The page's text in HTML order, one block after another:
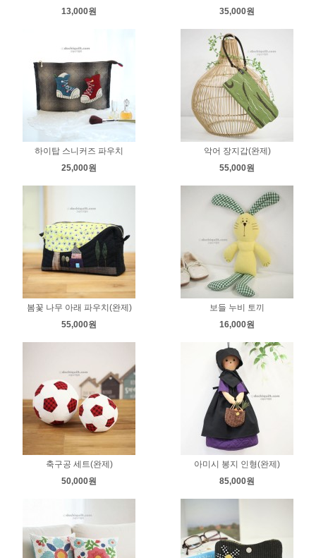
13,000원
35,000원
하이탑 스니커즈 파우치
25,000원
악어 장지갑(완제)
55,000원
봄꽃 나무 아래 파우치(완제)
55,000원
보들 누비 토끼
16,000원
축구공 세트(완제)
50,000원
아미시 봉지 인형(완제)
85,000원